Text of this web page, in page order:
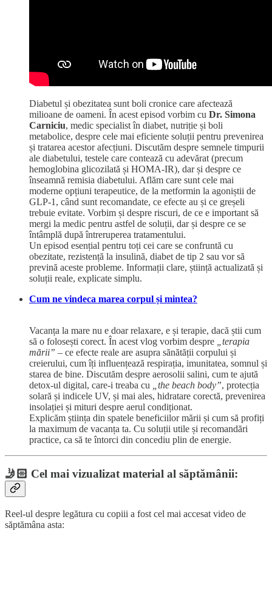
Diabetul și obezitatea sunt boli cronice care afectează
milioane de oameni. În acest episod vorbim cu Dr. Simona
Carniciu, medic specialist în diabet, nutriție și boli
metabolice, despre cele mai eficiente soluții pentru prevenirea
și tratarea acestor afecțiuni. Discutăm despre semnele timpurii
ale diabetului, testele care contează cu adevărat (precum
hemoglobina glicozilată și HOMA-IR), dar și despre ce
înseamnă remisia diabetului. Aflăm care sunt cele mai
moderne opțiuni terapeutice, de la metformin la agoniștii de
GLP-1, când sunt recomandate, ce efecte au și ce greșeli
trebuie evitate. Vorbim și despre riscuri, de ce e important să
mergi la medic pentru astfel de soluții, dar și despre ce se
întâmplă după întreruperea tratamentului.
Un episod esențial pentru toți cei care se confruntă cu
obezitate, rezistență la insulină, diabet de tip 2 sau vor să
prevină aceste probleme. Informații clare, știință actualizată și
soluții reale, explicate simplu.
Cum ne vindeca marea corpul și mintea?
Vacanța la mare nu e doar relaxare, e și terapie, dacă știi cum
să o folosești corect. În acest vlog vorbim despre
„terapia
mării” – ce efecte reale are asupra sănătății corpului și
creierului, cum îți influențează respirația, imunitatea, somnul și
starea de bine. Discutăm despre aerosolii salini, cum te ajută
detox-ul digital, care-i treaba cu
„the beach body”, protecția
solară și indicele UV, și mai ales, hidratare corectă, prevenirea
insolației și mituri despre aerul condiționat.
Explicăm știința din spatele beneficiilor mării și cum să profiți
la maximum de vacanța ta. Cu soluții utile și recomandări
practice, ca să te întorci din concediu plin de energie.
🤳🏻 Cel mai vizualizat material al săptămânii:
Reel-ul despre legătura cu copiii a fost cel mai accesat video de
săptămâna asta: